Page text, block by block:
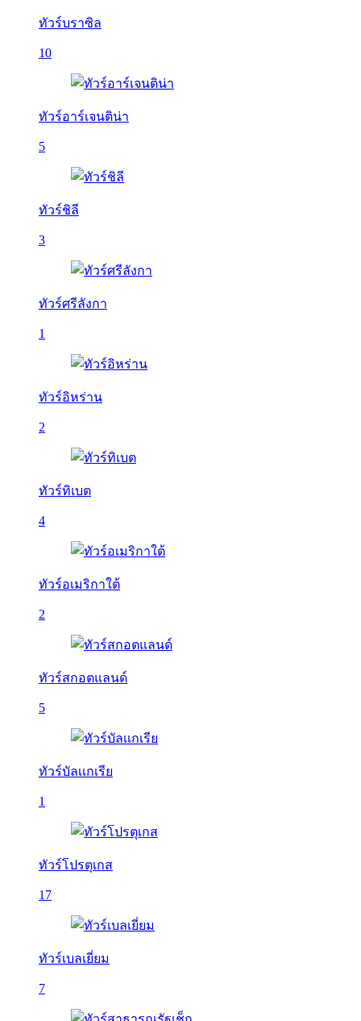
ทัวร์บราซิล
10
ทัวร์อาร์เจนติน่า
5
ทัวร์ชิลี
3
ทัวร์ศรีลังกา
1
ทัวร์อิหร่าน
2
ทัวร์ทิเบต
4
ทัวร์อเมริกาใต้
2
ทัวร์สกอตแลนด์
5
ทัวร์บัลเเกเรีย
1
ทัวร์โปรตุเกส
17
ทัวร์เบลเยี่ยม
7